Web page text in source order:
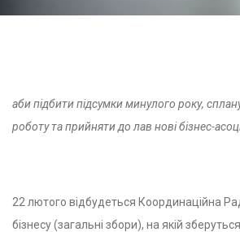
аби підбити підсумки минулого року,
роботу таприйняти до лав нові бізнес-
22 лютого відбудеться Координаційна
бізнесу (загальні збори), на якій
navigation